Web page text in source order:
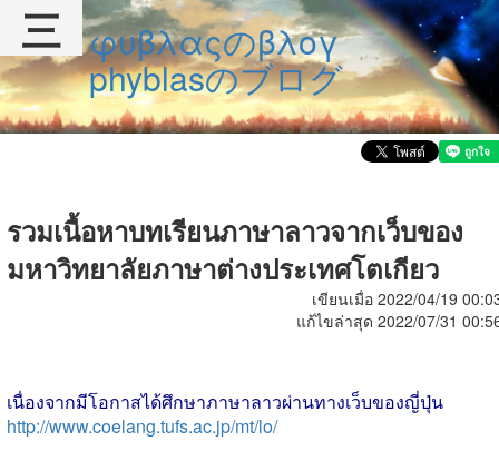
φυβλαςのβλογ
phyblasのブログ
รวมเนื้อหาบทเรียนภาษาลาวจากเว็บของ
มหาวิทยาลัยภาษาต่างประเทศโตเกียว
เขียนเมื่อ 2022/04/19
แก้ไขล่าสุด 2022/07/31
เนื่องจากมีโอกาสได้ศึกษาภาษาลาวผ่านทางเว็บของญี่ปุ่น
http://www.coelang.tufs.ac.jp/mt/lo/
三